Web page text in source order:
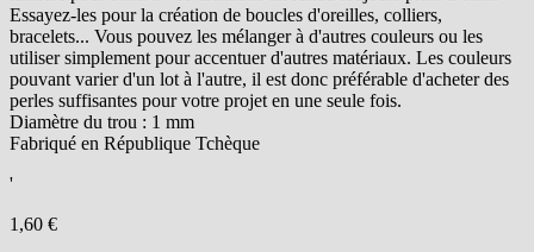
Essayez-les pour la création de boucles d'oreilles, colliers,
bracelets... Vous pouvez les mélanger à d'autres couleurs ou les
utiliser simplement pour accentuer d'autres matériaux. Les couleurs
pouvant varier d'un lot à l'autre, il est donc préférable d'acheter des
perles suffisantes pour votre projet en une seule fois.
Diamètre du trou : 1 mm
Fabriqué en République Tchèque
'
1,60 €